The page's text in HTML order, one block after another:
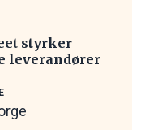
styrker
leverandører